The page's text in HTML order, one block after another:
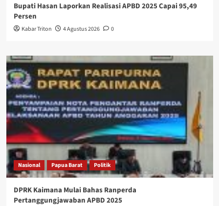
Bupati Hasan Laporkan Realisasi APBD 2025 Capai 95,49
Persen
Kabar Triton 4 Agustus 2026 0
Nasional Papua Barat Politik
DPRK Kaimana Mulai Bahas Ranperda
Pertanggungjawaban APBD 2025